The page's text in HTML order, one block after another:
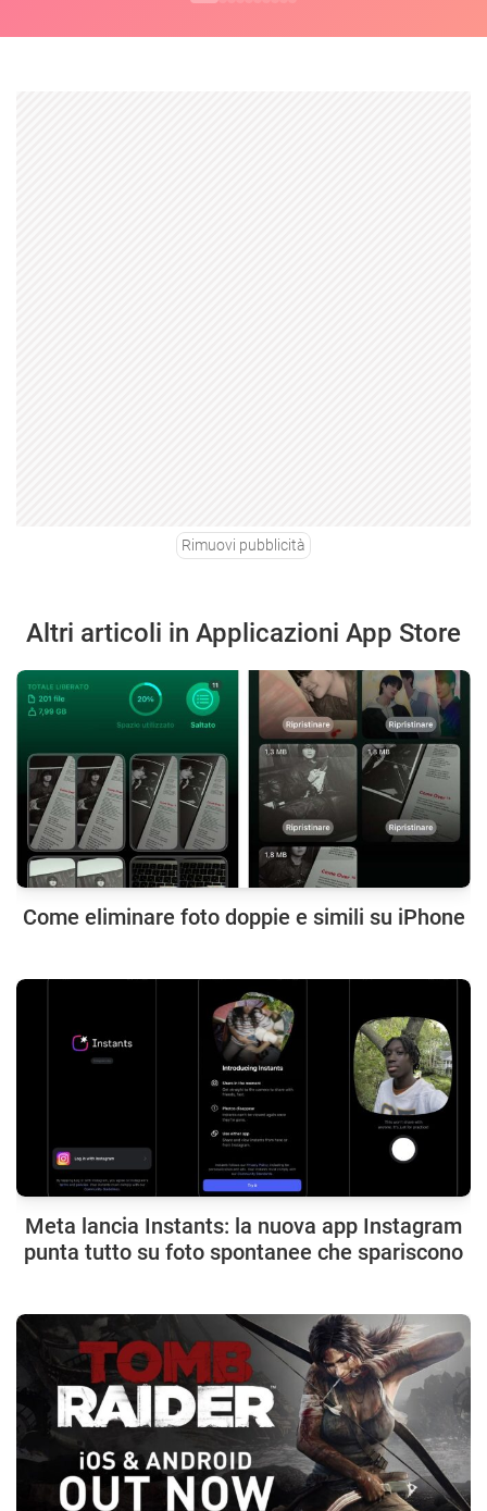
Rimuovi pubblicità
Altri articoli in Applicazioni App Store
Come eliminare foto doppie e simili su iPhone
Meta lancia Instants: la nuova app Instagram
punta tutto su foto spontanee che spariscono